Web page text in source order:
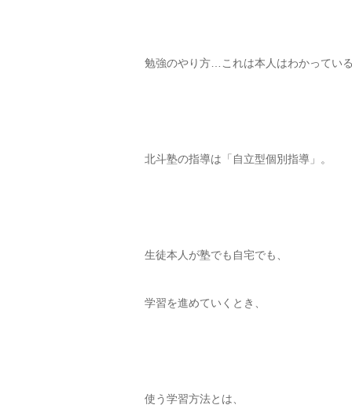
勉強のやり方…これは本人はわかってい
北斗塾の指導は「自立型個別指導」。
生徒本人が塾でも自宅でも、
学習を進めていくとき、
使う学習方法とは、